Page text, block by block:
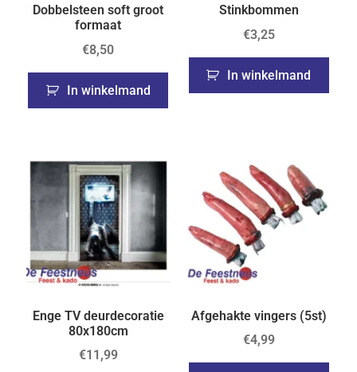
Dobbelsteen soft groot
formaat
€8,50
In winkelmand
Stinkbommen
€3,25
In winkelmand
Enge TV deurdecoratie
80x180cm
€11,99
Afgehakte vingers (5st)
€4,99